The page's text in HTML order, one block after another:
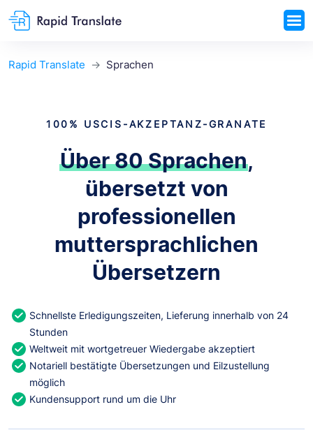
Rapid Translate Sprachen
100% USCIS-AKZEPTANZ-GRANATE
Über 80 Sprachen,
übersetzt von
professionellen
muttersprachlichen
Übersetzern
Schnellste Erledigungszeiten, Lieferung innerhalb von 24
Stunden
Weltweit mit wortgetreuer Wiedergabe akzeptiert
Notariell bestätigte Übersetzungen und Eilzustellung
möglich
Kundensupport rund um die Uhr